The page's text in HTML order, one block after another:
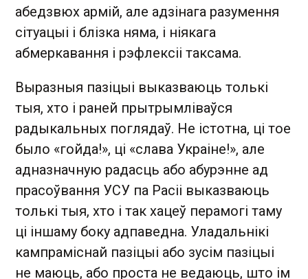
абедзвюх армій, але адзінага разумення
сітуацыі і блізка няма, і ніякага
абмеркавання і рэфлексіі таксама.
Выразныя пазіцыі выказваюць толькі
тыя, хто і раней прытрымліваўся
радыкальных поглядаў. Не істотна, ці тое
было «гойда!», ці «слава Украіне!», але
адназначную радасць або абурэнне ад
прасоўвання УСУ па Расіі выказваюць
толькі тыя, хто і так хацеў перамогі таму
ці іншаму боку адпаведна. Уладальнікі
кампраміснай пазіцыі або зусім пазіцыі
не маюць, або проста не ведаюць, што ім